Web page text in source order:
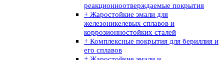
реакционноотверждаемые покрытия
+ Жаростойкие эмали для
железоникелевых сплавов и
коррозионностойких сталей
+ Комплексные покрытия для бериллия и
его сплавов